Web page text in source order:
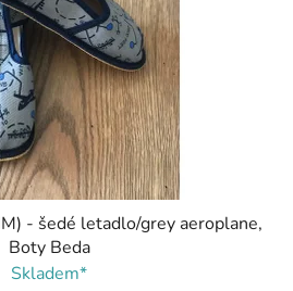
- šedé letadlo/grey aeroplane,
Boty Beda
Skladem*